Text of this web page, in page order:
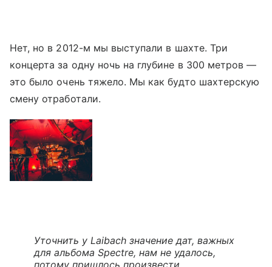
Нет, но в 2012-м мы выступали в шахте. Три
концерта за одну ночь на глубине в 300 метров —
это было очень тяжело. Мы как будто шахтерскую
смену отработали.
Уточнить у Laibach значение дат, важных
для альбома Spectre, нам не удалось,
потому пришлось произвести